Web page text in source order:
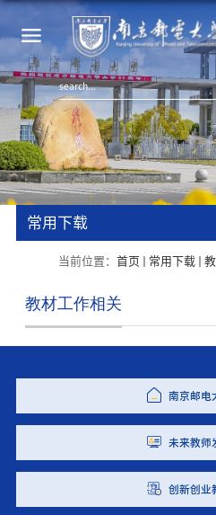
常用下载
当前位置：首页 常用下载
教材工作相关
南京邮电
未来教师
创新创业